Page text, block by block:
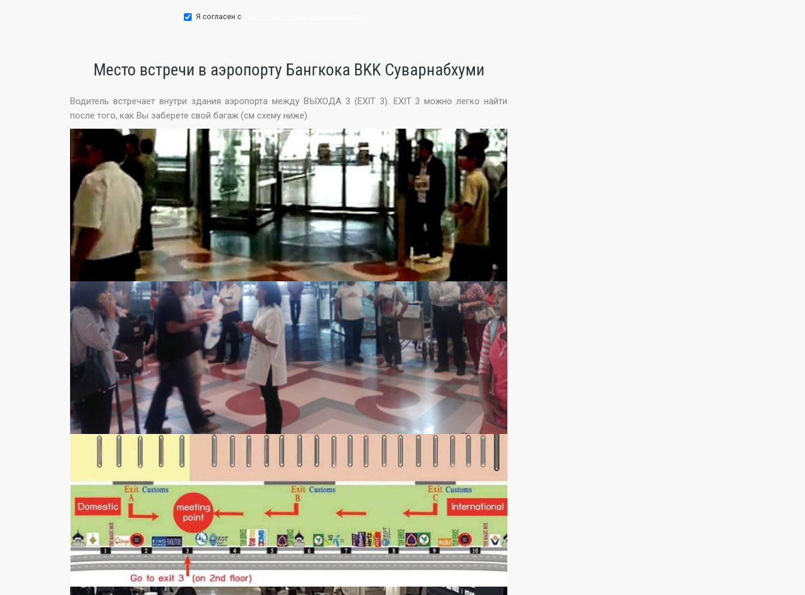
Я согласен с
Место встречи в аэропорту Бангкока BKK Суварнабхуми
Водитель встречает внутри здания аэропорта между ВЫХОДA 3 (EXIT 3). EXIT 3 можно легко найти
после того, как Вы заберете свой багаж (см схему ниже).